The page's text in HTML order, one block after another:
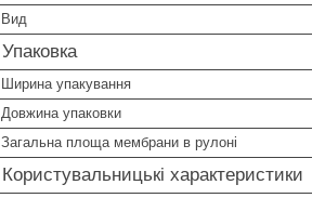
Вид
Упаковка
Ширина упакування
Довжина упаковки
Загальна площа мембрани в рулоні
Користувальницькі характеристики